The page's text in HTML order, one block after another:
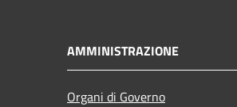
AMMINISTRAZIONE
Organi di Governo